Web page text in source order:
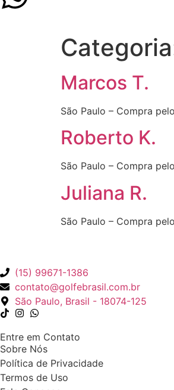
Marcos T.
São Paulo – Compra
Roberto K.
São Paulo – Compra
Juliana R.
São Paulo – Compra
(15) 99671-1386
contato@golfebrasil.com.br
São Paulo, Brasil - 18074-125
Entre em Contato
Sobre Nós
Política de Privacidade
Termos de Uso